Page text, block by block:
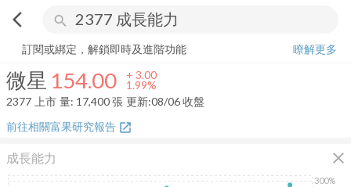
arrow_back_ios search
微星 154.00 +1.99%
訂閱或綁定，解鎖即時及進階功能
瞭解更多
微星 154.00 + 3.00
1.99%
2377 上市 量: 17,400張 更新:08/06 收盤
前往相關富果研究報告 open_in_new
成長能力 close
300%